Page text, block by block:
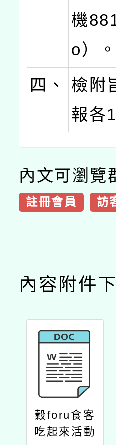
機
o）。
四、
檢附
報各
內文可瀏覽
註冊會員 訪
內容附件
穀foru食客
吃起來活動